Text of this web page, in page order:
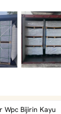
Wpc Bijirin Kayu